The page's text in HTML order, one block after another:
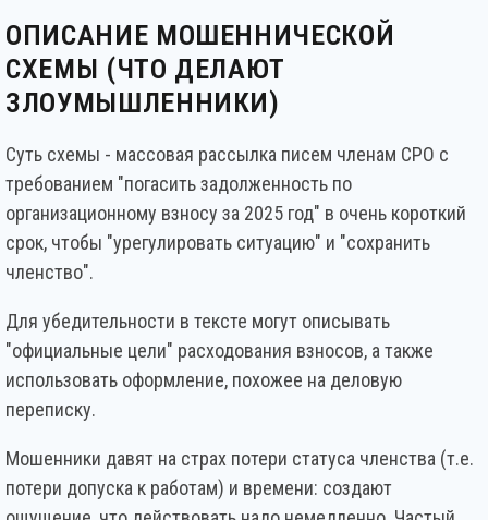
ОПИСАНИЕ МОШЕННИЧЕСКОЙ
СХЕМЫ (ЧТО ДЕЛАЮТ
ЗЛОУМЫШЛЕННИКИ)
Суть схемы - массовая рассылка писем членам СРО с
требованием "погасить задолженность по
организационному взносу за 2025 год" в очень короткий
срок, чтобы "урегулировать ситуацию" и "сохранить
членство".
Для убедительности в тексте могут описывать
"официальные цели" расходования взносов, а также
использовать оформление, похожее на деловую
переписку.
Мошенники давят на страх потери статуса членства (т.е.
потери допуска к работам) и времени: создают